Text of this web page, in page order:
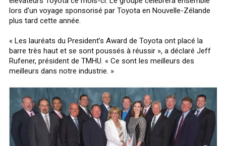
lors d’un voyage sponsorisé par Toyota en Nouvelle-Zélande
plus tard cette année.
« Les lauréats du President’s Award de Toyota ont placé la
barre très haut et se sont poussés à réussir », a déclaré Jeff
Rufener, président de TMHU. « Ce sont les meilleurs des
meilleurs dans notre industrie. »